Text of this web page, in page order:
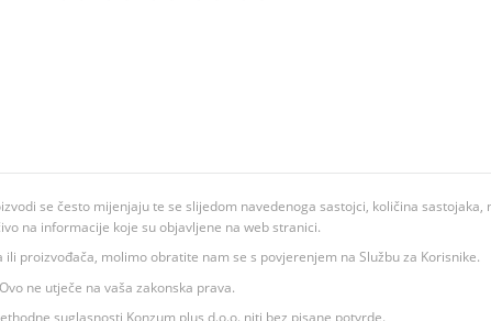
se često mijenjaju te se slijedom navedenoga sastojci, količina
na informacije koje su objavljene na web stranici.
proizvođača, molimo obratite nam se s povjerenjem na Službu za Korisnike.
ne utječe na vaša zakonska prava.